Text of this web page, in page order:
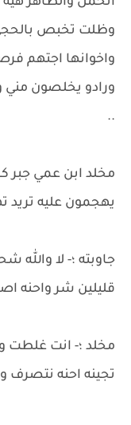
وظلت تخبص
واخوانها اجتهم
ورادو يخلصون
..
مخلد ابن عمي جبر
يهجمون عليه تريد
جاوبته ؛- لا والله
قليلين شر واحنه
مخلد ؛- انت غلطت
تجينه احنه